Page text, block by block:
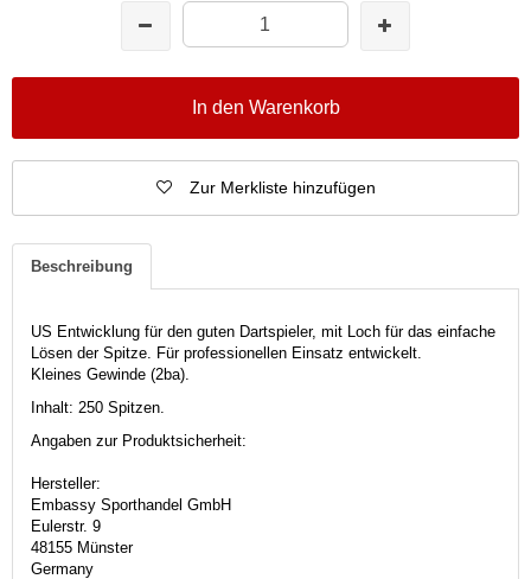
In den Warenkorb
Zur Merkliste hinzufügen
Beschreibung
US Entwicklung für den guten Dartspieler, mit Loch für das einfache
Lösen der Spitze. Für professionellen Einsatz entwickelt.
Kleines Gewinde (2ba).
Inhalt: 250 Spitzen.
Angaben zur Produktsicherheit:
Hersteller:
Embassy Sporthandel GmbH
Eulerstr. 9
48155 Münster
Germany